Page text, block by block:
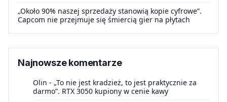
„Około 90% naszej sprzedaży stanowią kopie cyfrowe”.
Capcom nie przejmuje się śmiercią gier na płytach
Najnowsze komentarze
Olin - „To nie jest kradzież, to jest praktycznie za
darmo”. RTX 3050 kupiony w cenie kawy